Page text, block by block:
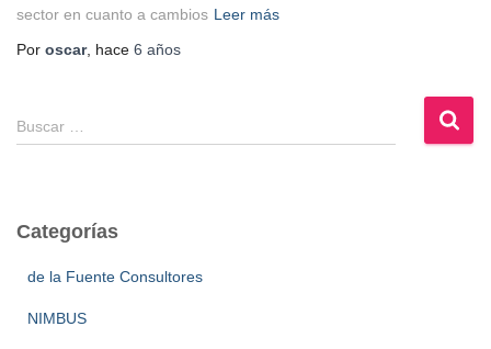
sector en cuanto a cambios Leer más
Por oscar, hace 6 años
Buscar …
Categorías
de la Fuente Consultores
NIMBUS